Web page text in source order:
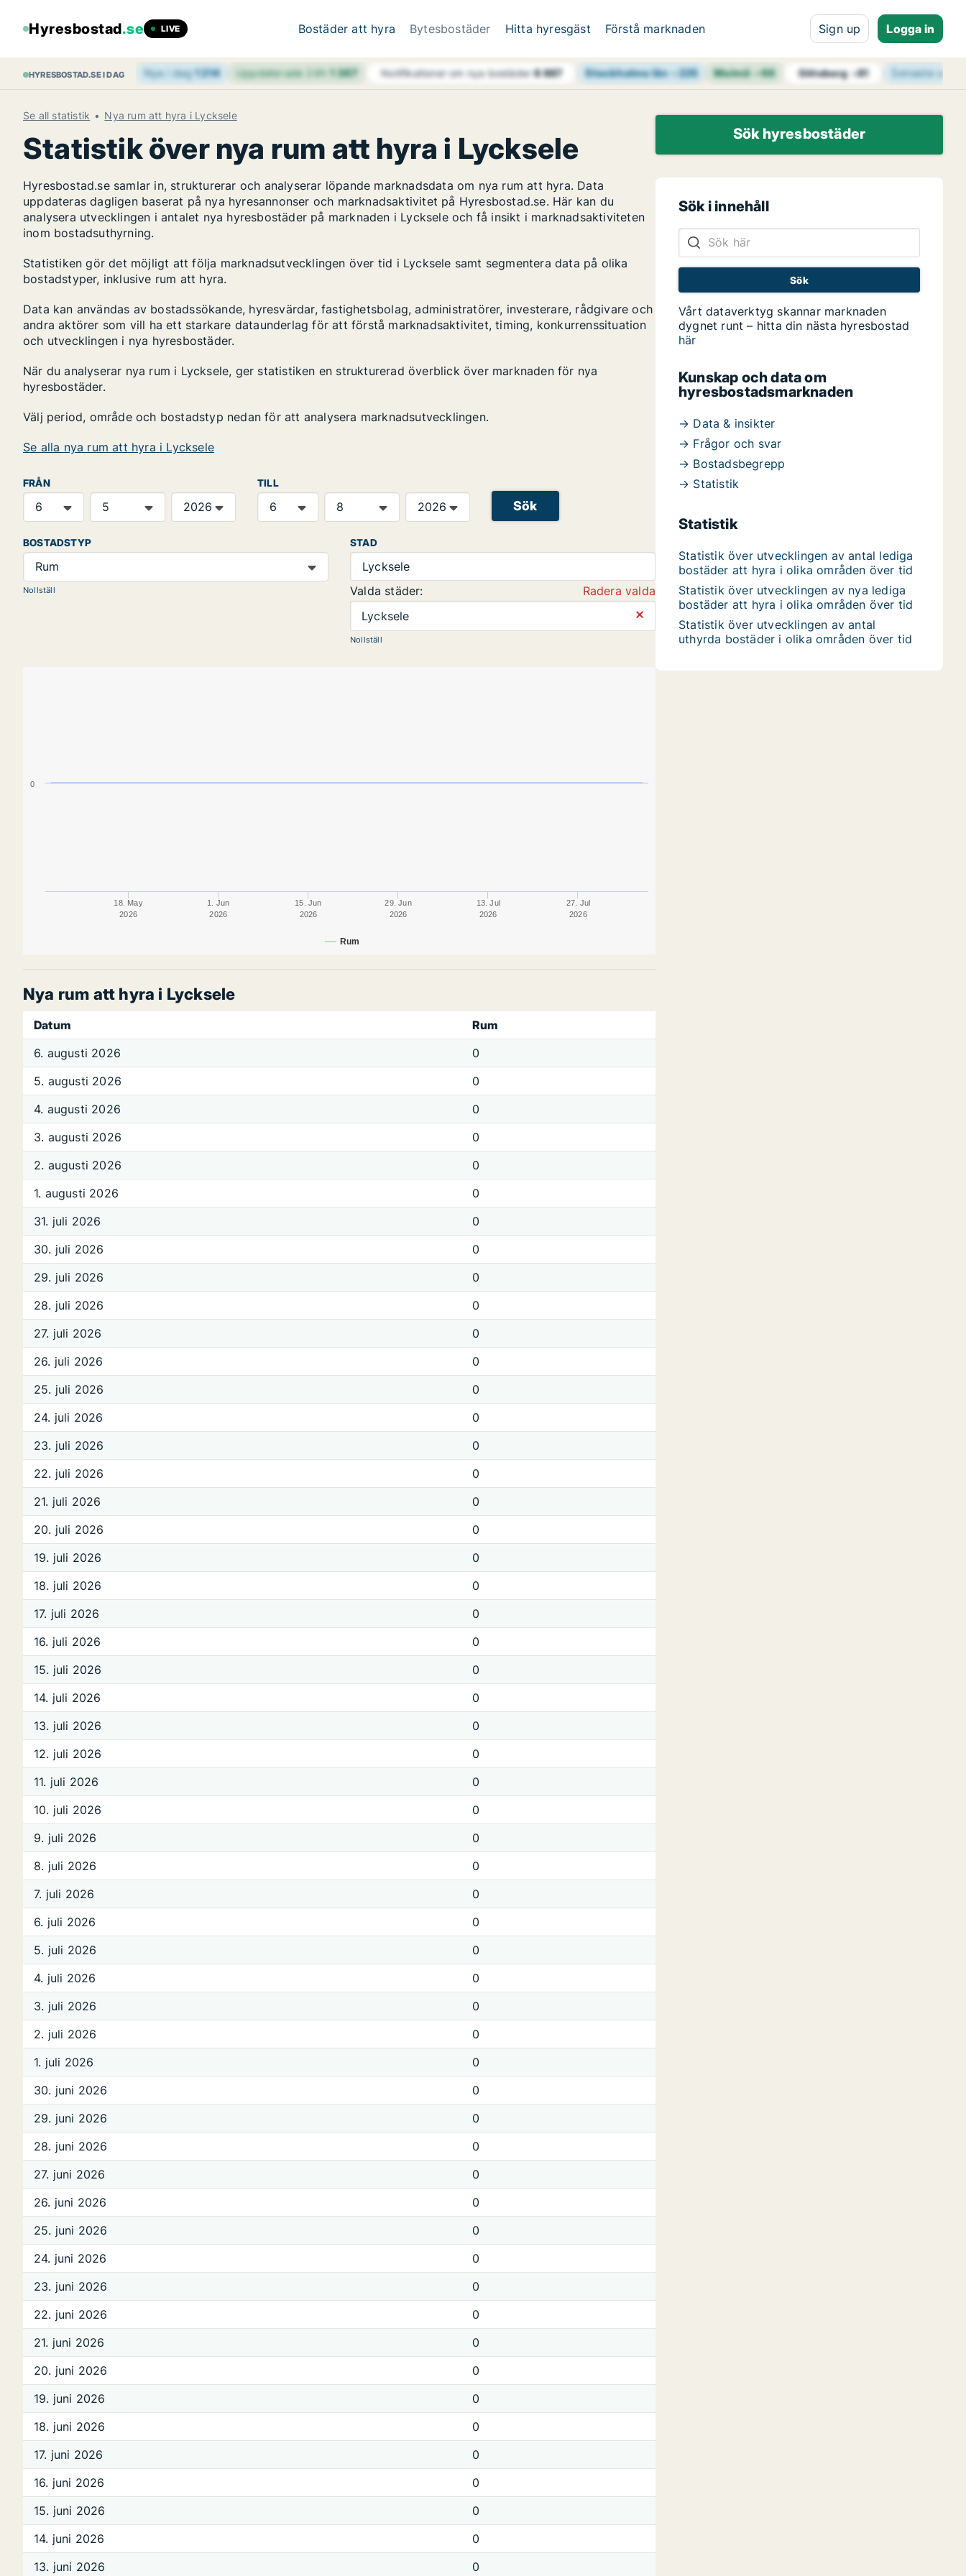
Hyresbostad.se LIVE Bostäder att hyra Bytesbostäder Hitta hyresgäst Förstå marknaden Sign up Logga in
HYRESBOSTAD.SE I DAG Nya i dag1 214 Uppdaterade 24h1 367 Notifikationer om nya bostäder8 887 Stockholms län+225 Malmö+66 Göteborg+81 Senaste
Se all statistik Nya rum att hyra i Lycksele
Statistik över nya rum att hyra i Lycksele
Hyresbostad.se samlar in, strukturerar och analyserar löpande marknadsdata om nya rum att hyra. Data
uppdateras dagligen baserat på nya hyresannonser och marknadsaktivitet på Hyresbostad.se. Här kan du
analysera utvecklingen i antalet nya hyresbostäder på marknaden i Lycksele och få insikt i marknadsaktiviteten
inom bostadsuthyrning.
Statistiken gör det möjligt att följa marknadsutvecklingen över tid i Lycksele samt segmentera data på olika
bostadstyper, inklusive rum att hyra.
Data kan användas av bostadssökande, hyresvärdar, fastighetsbolag, administratörer, investerare, rådgivare och
andra aktörer som vill ha ett starkare dataunderlag för att förstå marknadsaktivitet, timing, konkurrenssituation
och utvecklingen i nya hyresbostäder.
När du analyserar nya rum i Lycksele, ger statistiken en strukturerad överblick över marknaden för nya
hyresbostäder.
Välj period, område och bostadstyp nedan för att analysera marknadsutvecklingen.
Se alla nya rum att hyra i Lycksele
FRÅN TILL
Sök
BOSTADSTYP
Rum
Nollställ
STAD
Lycksele
Valda städer:
Radera valda
Lycksele
⨯
Nollställ
Rum
18. May
2026
1. Jun
2026
15. Jun
2026
29. Jun
2026
13. Jul
2026
27. Jul
2026
0
Nya rum att hyra i Lycksele
Datum
Rum
6. augusti 2026
0
5. augusti 2026
0
4. augusti 2026
0
3. augusti 2026
0
2. augusti 2026
0
1. augusti 2026
0
31. juli 2026
0
30. juli 2026
0
29. juli 2026
0
28. juli 2026
0
27. juli 2026
0
26. juli 2026
0
25. juli 2026
0
24. juli 2026
0
23. juli 2026
0
22. juli 2026
0
21. juli 2026
0
20. juli 2026
0
19. juli 2026
0
18. juli 2026
0
17. juli 2026
0
16. juli 2026
0
15. juli 2026
0
14. juli 2026
0
13. juli 2026
0
12. juli 2026
0
11. juli 2026
0
10. juli 2026
0
9. juli 2026
0
8. juli 2026
0
7. juli 2026
0
6. juli 2026
0
5. juli 2026
0
4. juli 2026
0
3. juli 2026
0
2. juli 2026
0
1. juli 2026
0
30. juni 2026
0
29. juni 2026
0
28. juni 2026
0
27. juni 2026
0
26. juni 2026
0
25. juni 2026
0
24. juni 2026
0
23. juni 2026
0
22. juni 2026
0
21. juni 2026
0
20. juni 2026
0
19. juni 2026
0
18. juni 2026
0
17. juni 2026
0
16. juni 2026
0
15. juni 2026
0
14. juni 2026
0
13. juni 2026
0
Sök hyresbostäder
Sök i innehåll
Vårt dataverktyg skannar marknaden
dygnet runt – hitta din nästa hyresbostad
här
Kunskap och data om
hyresbostadsmarknaden
→ Data & insikter
→ Frågor och svar
→ Bostadsbegrepp
→ Statistik
Statistik
Statistik över utvecklingen av antal lediga
bostäder att hyra i olika områden över tid
Statistik över utvecklingen av nya lediga
bostäder att hyra i olika områden över tid
Statistik över utvecklingen av antal
uthyrda bostäder i olika områden över tid